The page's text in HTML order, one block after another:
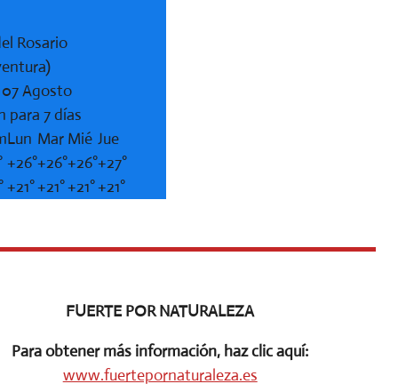
Rosario
Agosto
para 7 días
Lun Mar Mié Jue
+26°+26°+26°+27°
+21°+21°+21°+21°
FUERTE POR NATURALEZA
Para obtener más información, haz clic aquí:
www.fuertepornaturaleza.es